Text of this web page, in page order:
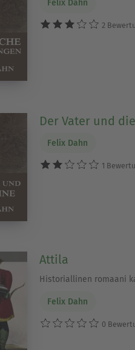
Felix Dahn
2
Der Vater und
Felix Dahn
1
Attila
Historiallinen romaani
Felix Dahn
0